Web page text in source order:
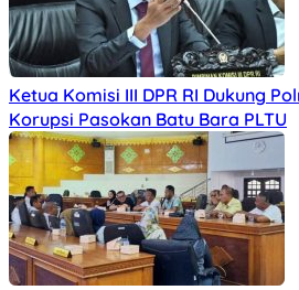
Ketua Komisi III DPR RI Dukung
Korupsi Pasokan Batu Bara PLTU